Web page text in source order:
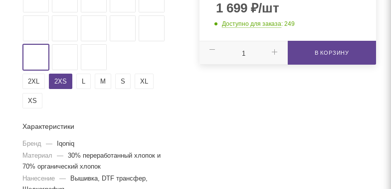
2XL 2XS L M S XL
XS
Характеристики
Бренд —
Iqoniq
Материал
—
30% переработанный хлопок и
70% органический хлопок
Нанесение
—
Вышивка, DTF трансфер,
1 699₽/шт
Доступно для заказа: 249
В КОРЗИНУ